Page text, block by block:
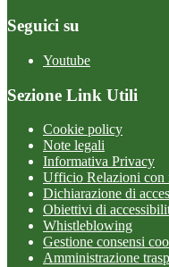
Seguici su
Youtube
Sezione Link Utili
Cookie policy
Note legali
Informativa Privacy
Ufficio Relazioni con
Dichiarazione di
Obiettivi di
Whistleblowing
Gestione consensi
Amministrazione